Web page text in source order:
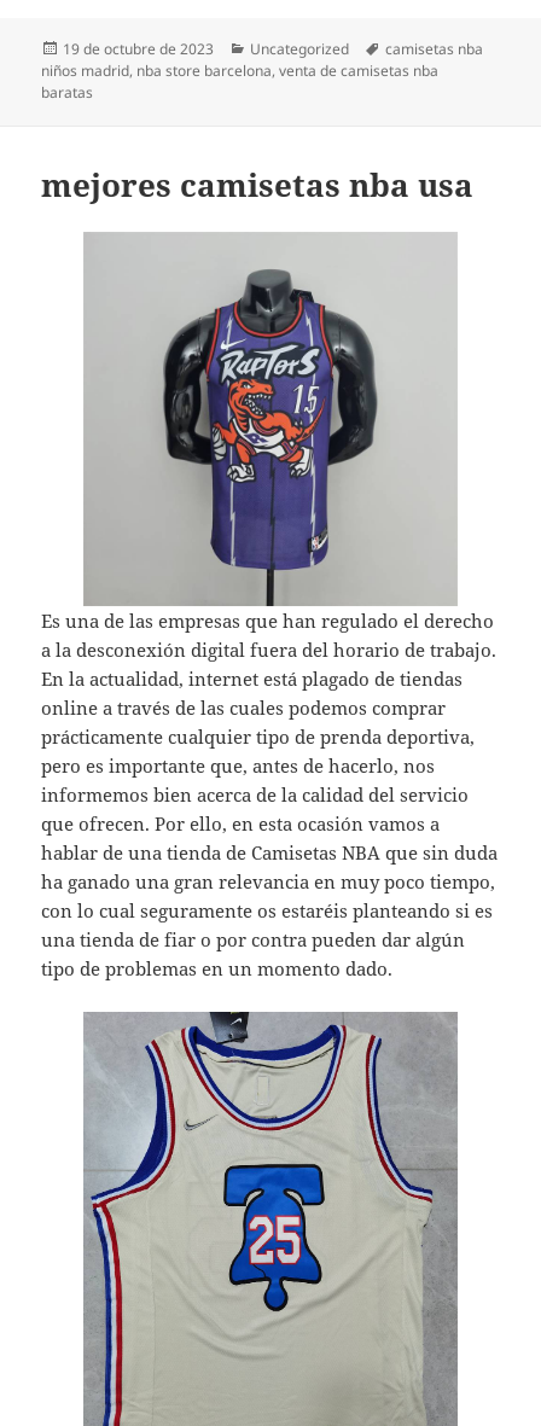
Publicado
el
19 de octubre de 2023 Categorías
Uncategorized Etiquetas
camisetas nba
niños madrid, nba store barcelona,venta de camisetas nba
baratas
mejores camisetas nba usa
Es una de las empresas que han regulado el derecho
a la desconexión digital fuera del horario de trabajo.
En la actualidad, internet está plagado de tiendas
online a través de las cuales podemos comprar
prácticamente cualquier tipo de prenda deportiva,
pero es importante que, antes de hacerlo, nos
informemos bien acerca de la calidad del servicio
que ofrecen. Por ello, en esta ocasión vamos a
hablar de una tienda de Camisetas NBA que sin duda
ha ganado una gran relevancia en muy poco tiempo,
con lo cual seguramente os estaréis planteando si es
una tienda de fiar o por contra pueden dar algún
tipo de problemas en un momento dado.